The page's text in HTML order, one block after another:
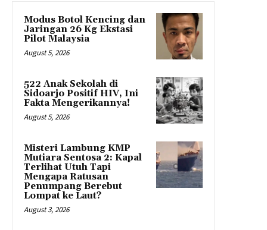
Modus Botol Kencing dan
Jaringan 26 Kg Ekstasi
Pilot Malaysia
August 5, 2026
522 Anak Sekolah di
Sidoarjo Positif HIV, Ini
Fakta Mengerikannya!
August 5, 2026
Misteri Lambung KMP
Mutiara Sentosa 2: Kapal
Terlihat Utuh Tapi
Mengapa Ratusan
Penumpang Berebut
Lompat ke Laut?
August 3, 2026